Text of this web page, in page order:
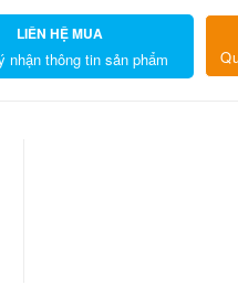
LIÊN HỆ MUA
nhận thông tin sản phẩm